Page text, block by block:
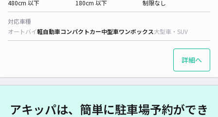
480cm 以下
180cm 以下
制限なし
対応車種
オートバイ軽自動車コンパクトカー中型車ワンボックス大型車・SUV
詳細へ
アキッパは、簡単に駐車場予約ができ